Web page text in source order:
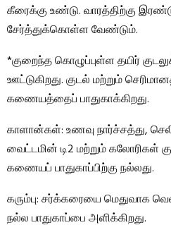
கீரைக்கு உண்டு. வாரத்திற்கு
சேர்த்துக்கொள்ள வேண்டும்.
*குறைந்த கொழுப்புள்ள தயிர்
ஊட்டுகிறது. குடல் மற்றும்
கணையத்தைப் பாதுகாக்கிறது.
காளான்கள்: உணவு நார்ச்சத்து,
வைட்டமின் டி2 மற்றும் கலோரிகள்
கணையப் பாதுகாப்பிற்கு நல்லது.
கரும்பு: சர்க்கரையை மெதுவாக
நல்ல பாதுகாப்பை அளிக்கிறது.